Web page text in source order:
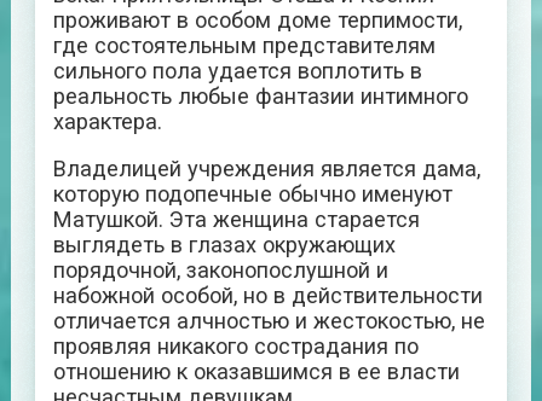
проживают в особом доме терпимости,
где состоятельным представителям
сильного пола удается воплотить в
реальность любые фантазии интимного
характера.
Владелицей учреждения является дама,
которую подопечные обычно именуют
Матушкой. Эта женщина старается
выглядеть в глазах окружающих
порядочной, законопослушной и
набожной особой, но в действительности
отличается алчностью и жестокостью, не
проявляя никакого сострадания по
отношению к оказавшимся в ее власти